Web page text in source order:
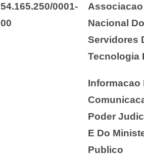
54.165.250/0001-
00
Associacao
Nacional
Servidores
Tecnologia
Informacao
Poder
E Do
Publico